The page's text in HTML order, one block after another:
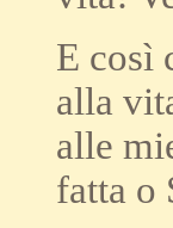
E così
alla
alle
fatta o